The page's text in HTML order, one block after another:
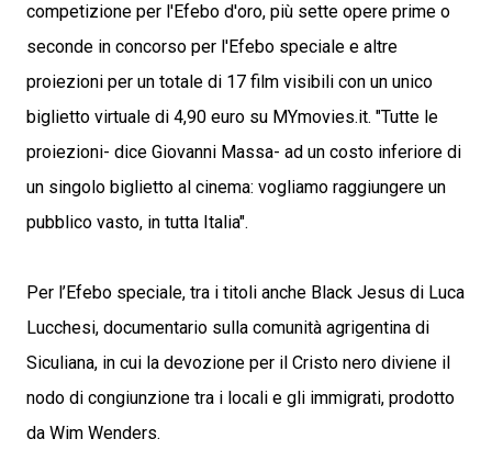
competizione per l'Efebo d'oro, più sette opere prime o
seconde in concorso per l'Efebo speciale e altre
proiezioni per un totale di 17 film visibili con un unico
biglietto virtuale di 4,90 euro su MYmovies.it. "Tutte le
proiezioni- dice Giovanni Massa- ad un costo inferiore di
un singolo biglietto al cinema: vogliamo raggiungere un
pubblico vasto, in tutta Italia".
Per l’Efebo speciale, tra i titoli anche Black Jesus di Luca
Lucchesi, documentario sulla comunità agrigentina di
Siculiana, in cui la devozione per il Cristo nero diviene il
nodo di congiunzione tra i locali e gli immigrati, prodotto
da Wim Wenders.